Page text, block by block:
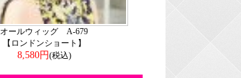
オールウィッグ A-679
【ロンドンショート】
8,580円(税込)